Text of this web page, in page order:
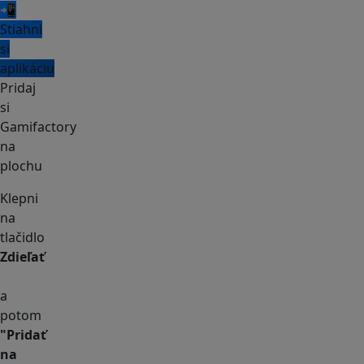
📲
Stiahni
si
aplikáciu
Pridaj
si
Gamifactory
na
plochu
Klepni
na
tlačidlo
Zdieľať
a
potom
"Pridať
na